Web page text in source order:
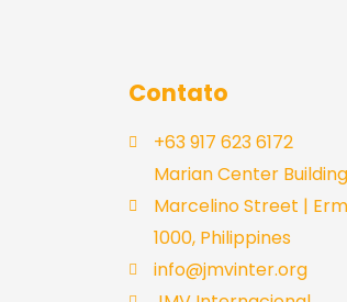
Contato
+63 917 623 6172
Marian Center
Marcelino Street |
1000, Philippines
info@jmvinter.org